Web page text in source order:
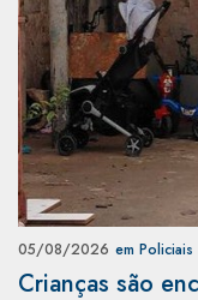
05/08/2026 em Policiais
Crianças são